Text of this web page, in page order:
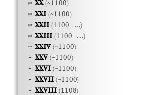
XX(~1100)
XXI(~1100)
XXII(1100–…)
XXIII(1100–…)
XXIV(~1100)
XXV(~1100)
XXVI(~1100)
XXVII(~1100)
XXVIII(1108)